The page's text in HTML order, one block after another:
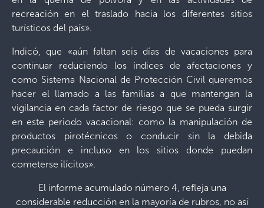
recreación en el traslado hacia los diferentes sitios
turísticos del país».
Indicó, que «aún faltan seis días de vacaciones para
continuar reduciendo los índices de afectaciones y
como Sistema Nacional de Protección Civil queremos
hacer el llamado a las familias a que mantengan la
vigilancia en cada factor de riesgo que se pueda surgir
en este periodo vacacional: como la manipulación de
productos pirotécnicos o conducir sin la debida
precaución e incluso en los sitios donde puedan
cometerse ilícitos».
El informe acumulado número 4, refleja una
considerable reducción en la mayoría de rubros, no así